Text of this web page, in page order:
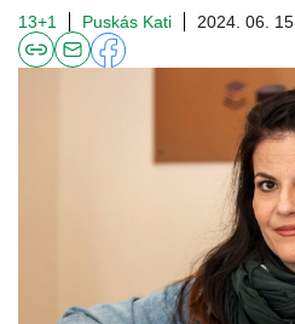
13+1 Puskás Kati 2024. 06. 15.